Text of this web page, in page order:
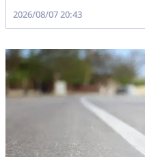
2026/08/07 20:43